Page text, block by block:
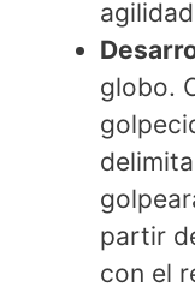
globo.
partir
con el